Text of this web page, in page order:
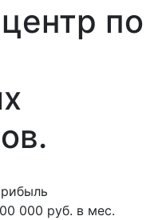
по
000 руб. в мес.